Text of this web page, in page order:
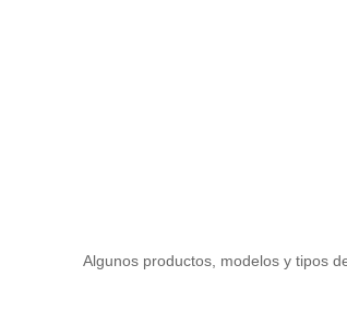
Algunos productos, modelos y tipos